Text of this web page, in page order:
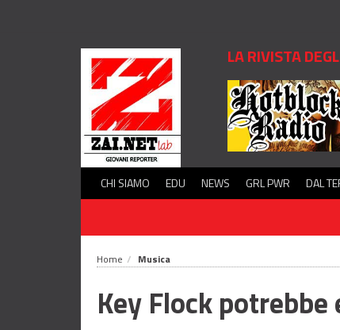
LA RIVISTA
CHI SIAMO EDU NEWS GRL PWR DAL
Home Musica
Key Flock